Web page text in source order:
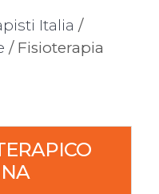
Italia /
/ Fisioterapia